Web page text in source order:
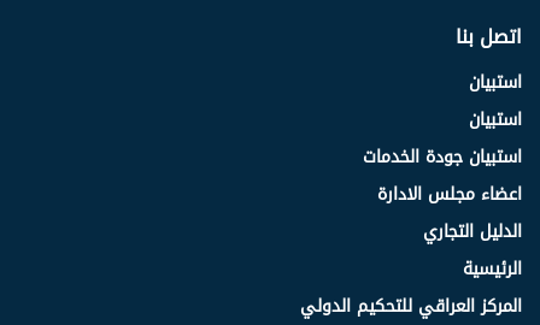
اتصل بنا
استبيان
استبيان
استبيان جودة الخدمات
اعضاء مجلس الادارة
الدليل التجاري
الرئيسية
المركز العراقي للتحكيم الدولي